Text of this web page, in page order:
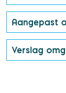
Aangepast
Verslag